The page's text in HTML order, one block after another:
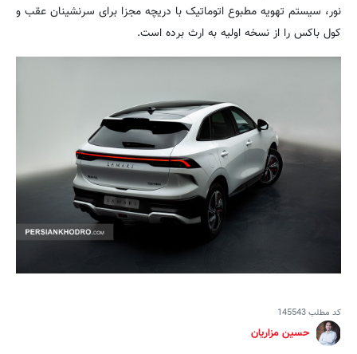
نور، سیستم تهویه مطبوع اتوماتیک با دریچه مجزا برای سرنشینان عقب و
کول باکس را از نسخه اولیه به ارث برده است.
کد مطلب145543
حسین مزاریان